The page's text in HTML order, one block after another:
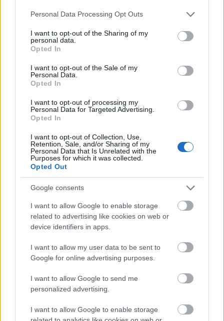
Please note that this website/app uses one or more Google
not limited to your visit or usage behaviour. You may click to
grant or deny consent to Google and its third-party tags to
use your data for below specified purposes in below Google
consent section.
Personal Data Processing Opt Outs
I want to opt-out of the Sharing of my
personal data.
Opted In
I want to opt-out of the Sale of my
Personal Data.
Opted In
I want to opt-out of processing my
Personal Data for Targeted Advertising.
Opted In
I want to opt-out of Collection, Use,
Retention, Sale, and/or Sharing of my
Personal Data that Is Unrelated with the
Purposes for which it was collected.
Opted Out
Google consents
I want to allow Google to enable storage
related to advertising like cookies on web or
device identifiers in apps.
I want to allow my user data to be sent to
Google for online advertising purposes.
I want to allow Google to send me
personalized advertising.
I want to allow Google to enable storage
δε, ότι όσο δεν θεσμοθετείται ρήτρα
θέλει να κάνει είναι ευσεβείς πόθοι».
Επικαλούμενος έρευνες στα μέλη του
Συνδέσμου, ο Πρόεδρος του ΣΦΕΕ έκανε λόγο
για καθυστέρηση -και πιθανή μείωση- στην
είσοδο νέων φαρμάκων, σημειώνοντας ότι «3 στα
5 καινοτόμα φάρμακα οι εταιρείες δεν έχουν
την επόμενη διετία-τριετία. «Τα πάντα κρίνονται
εκ του αποτελέσματος», πρόσθεσε,
εκφράζοντας παράλληλα ανησυχία για
υποβάθμιση της θέσης της Ελλάδας στους
διεθνείς σχεδιασμούς ορισμένων πολυεθνικών
εταιρειών.